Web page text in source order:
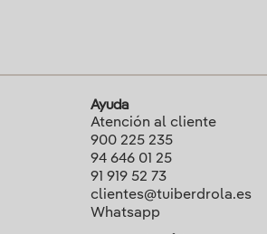
Ayuda
Atención al cliente
900 225 235
94 646 01 25
91 919 52 73
clientes@tuiberdrola.es
Whatsapp